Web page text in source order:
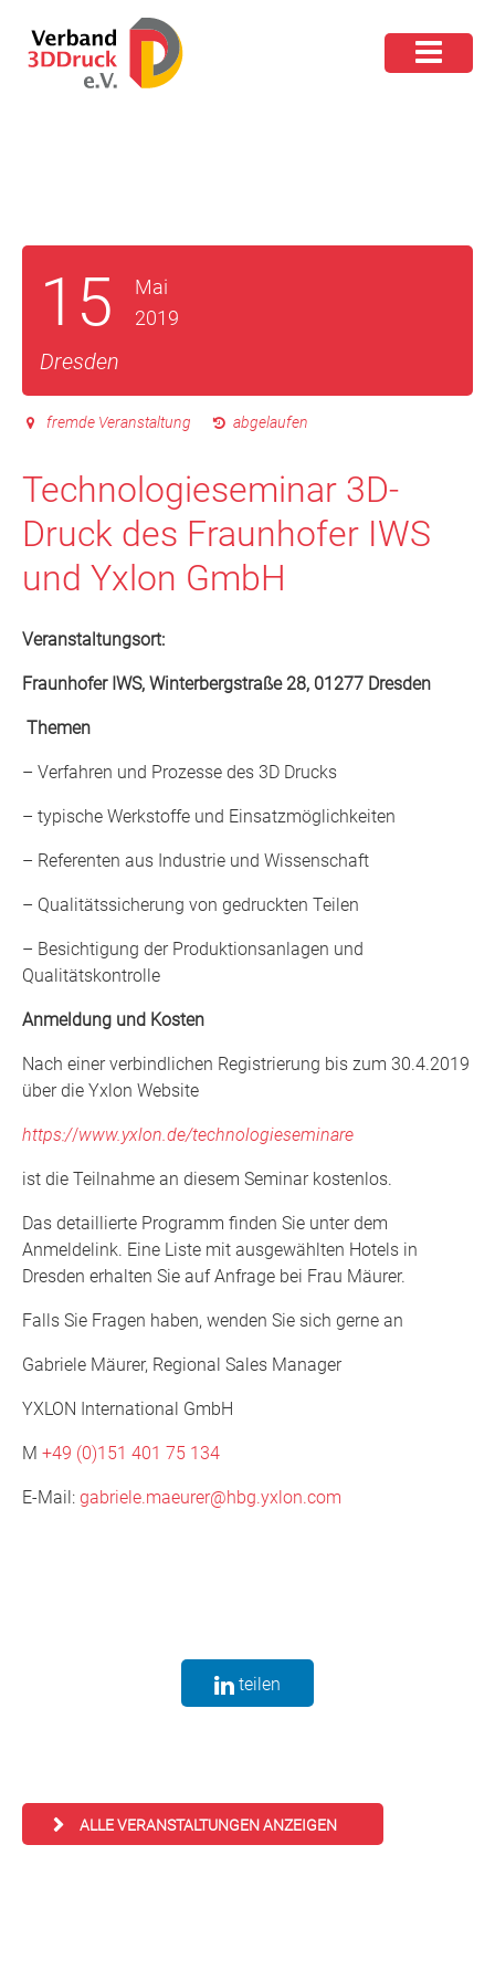
15
Mai
2019
Dresden
fremde Veranstaltung abgelaufen
Technologieseminar 3D-
Druck des Fraunhofer IWS
und Yxlon GmbH
Veranstaltungsort:
Fraunhofer IWS, Winterbergstraße 28, 01277 Dresden
Themen
– Verfahren und Prozesse des 3D Drucks
– typische Werkstoffe und Einsatzmöglichkeiten
– Referenten aus Industrie und Wissenschaft
– Qualitätssicherung von gedruckten Teilen
– Besichtigung der Produktionsanlagen und
Qualitätskontrolle
Anmeldung und Kosten
Nach einer verbindlichen Registrierung bis zum 30.4.2019
über die Yxlon Website
https://www.yxlon.de/technologieseminare
ist die Teilnahme an diesem Seminar kostenlos.
Das detaillierte Programm finden Sie unter dem
Anmeldelink. Eine Liste mit ausgewählten Hotels in
Dresden erhalten Sie auf Anfrage bei Frau Mäurer.
Falls Sie Fragen haben, wenden Sie sich gerne an
Gabriele Mäurer, Regional Sales Manager
YXLON International GmbH
M +49 (0)151 401 75 134
E-Mail: gabriele.maeurer@hbg.yxlon.com
teilen
ALLE VERANSTALTUNGEN ANZEIGEN